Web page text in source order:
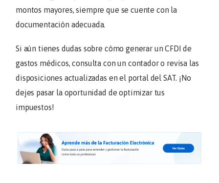
montos mayores, siempre que se cuente con la
documentación adecuada.
Si aún tienes dudas sobre cómo generar un CFDI de
gastos médicos, consulta con un contador o revisa las
disposiciones actualizadas en el portal del SAT. ¡No
dejes pasar la oportunidad de optimizar tus
impuestos!